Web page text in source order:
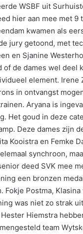
WSBF uit
hier aan mee met
kwamen als
jury getoond, met
en Sjanine
de dames wel deel
element. Irene
in ontvangst
Aryana is
Het goud in deze
Deze dames zijn
Kooistra en Femke
synchroon,
deed SVK mee
een bronzen
Postma,
was niet zo strak
Hiemstra
team